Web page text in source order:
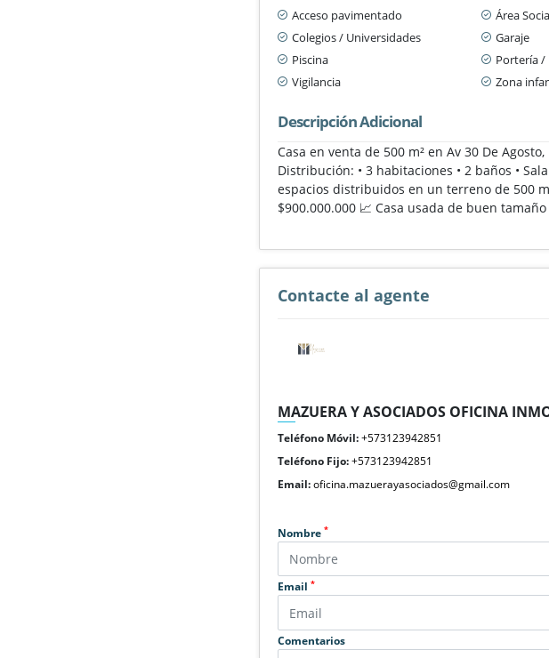
Acceso pavimentado Área
Colegios / Universidades
Garaje
Piscina
Portería /
Vigilancia
Zona
Descripción Adicional
Casa en venta de 500 m² en Av 30 De
Distribución: • 3 habitaciones • 2 baños •
espacios distribuidos en un terreno de 500
$900.000.000 📈 Casa usada de buen
Contacte al agente
MAZUERA Y ASOCIADOS OFICINA
Teléfono Móvil:+573123942851
Teléfono Fijo:+573123942851
Email:oficina.mazuerayasociados@gmail.com
Nombre*
Email*
Comentarios